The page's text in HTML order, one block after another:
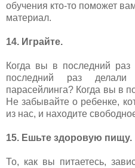
обучения кто-то поможет
материал.
14. Играйте.
Когда вы в последний
последний раз
парасейлинга? Когда вы в
Не забывайте о ребенке,
из нас, и находите
15. Ешьте здоровую пищу.
То, как вы питаетесь,